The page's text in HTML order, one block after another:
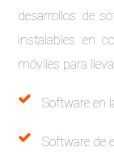
desarrollos de
instalables en
móviles para
Software en
Software de